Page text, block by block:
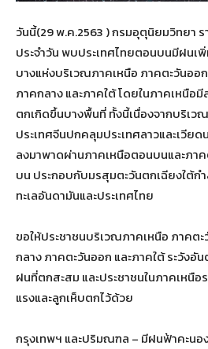
วันนี้(29 พ.ค.2563 ) กรมอุตุนิยมวิทยา
ประจำวัน พบประเทศไทยตอนบนมีฝนเ
บางแห่งบริเวณภาคเหนือ ภาคตะวันออ
ภาคกลาง และภาคใต้ โดยในภาคเหนือมี
ตกเกิดขึ้นบางพื้นที่ ทั้งนี้เนื่องจากบริเว
ประเทศจีนปกคลุมประเทศลาวและเวีย
ลงมาพาดผ่านภาคเหนือตอนบนและภา
บน ประกอบกับมรสุมตะวันตกเฉียงใต้
ทะเลอันดามันและประเทศไทย
ขอให้ประชาชนบริเวณภาคเหนือ ภาคต
กลาง ภาคตะวันออก และภาคใต้ ระวังอั
ฝนที่ตกสะสม และประชาชนในภาคเหนือ
แรงและลูกเห็บตกไว้ด้วย
กรุงเทพฯ และปริมณฑล – มีฝนฟ้าคะนอ